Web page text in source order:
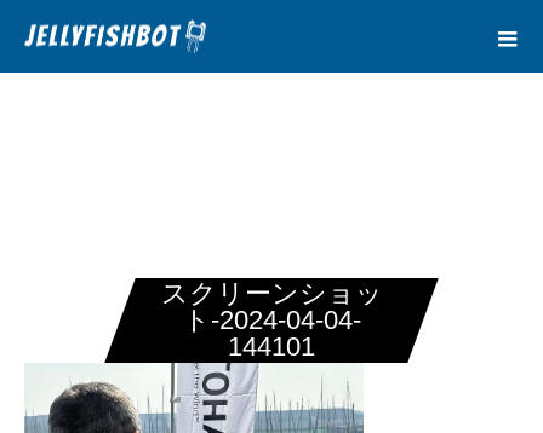
スクリーンショッ
ト-2024-04-04-
144101